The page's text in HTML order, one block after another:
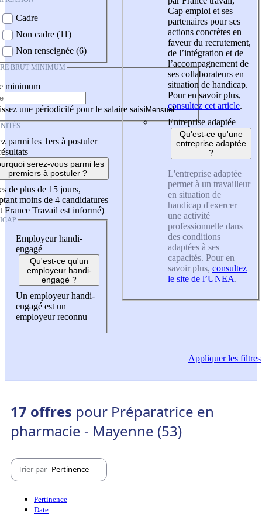
Cadre
Non cadre (11)
Non renseignée (6)
BRUT MINIMUM
minimum
une périodicité pour le salaire saisi
parmi les 1ers à postuler
serez-vous parmi les
premiers à postuler ?
de plus de 15 jours,
moins de 4 candidatures
France Travail est informé)
Employeur handi-
engagé
Qu'est-ce qu'un
employeur handi-
engagé ?
Un employeur handi-
engagé est un
employeur reconnu
Cap emploi et ses
partenaires pour ses
actions concrètes en
faveur du recrutement,
de l’intégration et de
l’accompagnement de
ses collaborateurs en
situation de handicap.
Pour en savoir plus,
consultez cet article.
Entreprise adaptée
Qu'est-ce qu'une
entreprise adaptée
?
L'entreprise adaptée
permet à un travailleur
en situation de
handicap d'exercer
une activité
professionnelle dans
des conditions
adaptées à ses
capacités. Pour en
savoir plus, consultez
le site de l’UNEA.
Appliquerles filtres
17 offres pour Préparatrice en
pharmacie - Mayenne (53)
Trier par Pertinence
Pertinence
Date